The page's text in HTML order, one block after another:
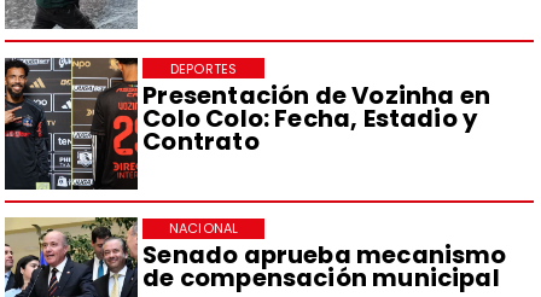
Presentación de Vozinha en
Colo Colo: Fecha, Estadio y
Contrato
DEPORTES
Senado aprueba mecanismo
de compensación municipal
NACIONAL